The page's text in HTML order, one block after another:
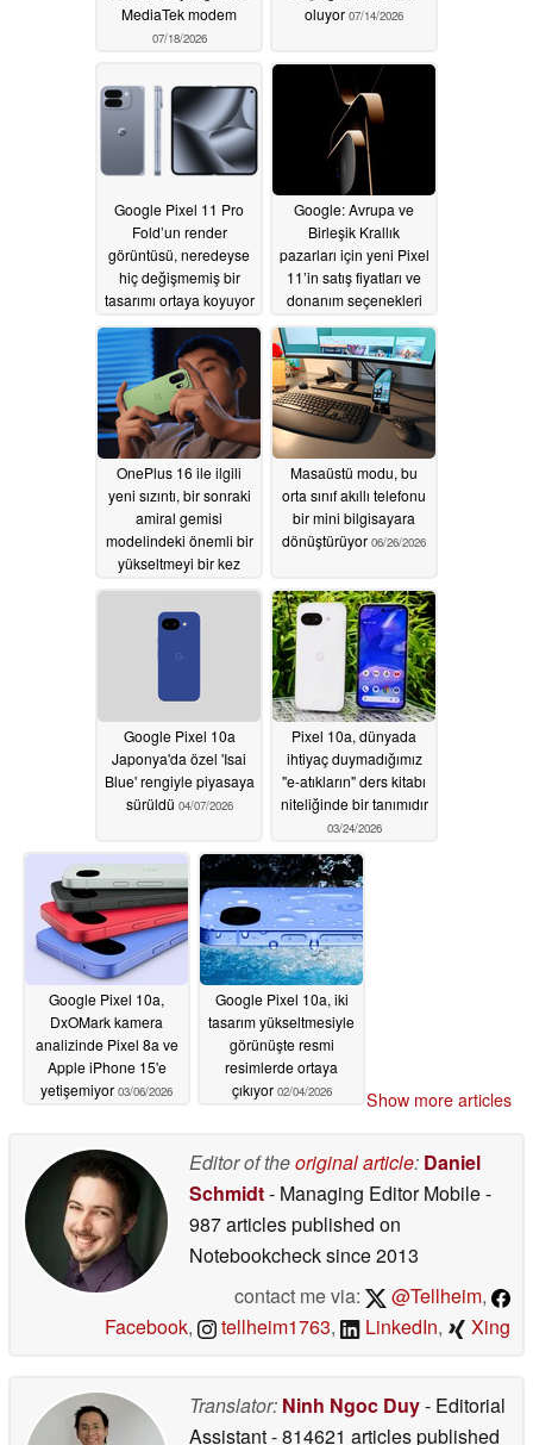
MediaTek modem
07/18/2026
oluyor 07/14/2026
Google Pixel 11 Pro
Fold’un render
görüntüsü, neredeyse
hiç değişmemiş bir
tasarımı ortaya koyuyor
07/14/2026
Google: Avrupa ve
Birleşik Krallık
pazarları için yeni Pixel
11’in satış fiyatları ve
donanım seçenekleri
07/08/2026
OnePlus 16 ile ilgili
yeni sızıntı, bir sonraki
amiral gemisi
modelindeki önemli bir
yükseltmeyi bir kez
06/29/2026
Masaüstü modu, bu
orta sınıf akıllı telefonu
bir mini bilgisayara
dönüştürüyor 06/26/2026
Google Pixel 10a
Japonya'da özel 'Isai
Blue' rengiyle piyasaya
sürüldü 04/07/2026
Pixel 10a, dünyada
ihtiyaç duymadığımız
"e-atıkların" ders kitabı
niteliğinde bir tanımıdır
03/24/2026
Google Pixel 10a,
DxOMark kamera
analizinde Pixel 8a ve
Apple iPhone 15'e
yetişemiyor 03/06/2026
Google Pixel 10a, iki
tasarım yükseltmesiyle
görünüşte resmi
resimlerde ortaya
çıkıyor 02/04/2026 Show more articles
Editor of theoriginal article: Daniel
Schmidt- Managing Editor Mobile-
987 articles published on
Notebookchecksince 2013
contact me via:
@Tellheim,
Facebook, tellheim1763, LinkedIn, Xing
Translator: Ninh Ngoc Duy- Editorial
Assistant- 814621 articles published